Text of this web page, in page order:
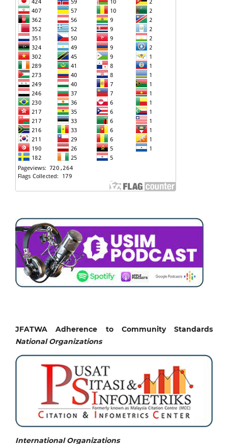
JFATWA Adherence to Community Standards
National Organizations
International Organizations